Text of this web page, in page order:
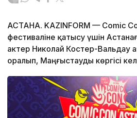
АСТАНА. KAZINFORM — Comic
фестиваліне қатысу үшін
актер Николай Костер-Вальдау
оралып, Маңғыстауды көргісі